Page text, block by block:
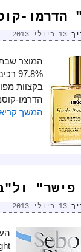
הדרמו-
13 ביולי 2013
בקצוות
הדרמו-
המשך
13 ביולי 2013